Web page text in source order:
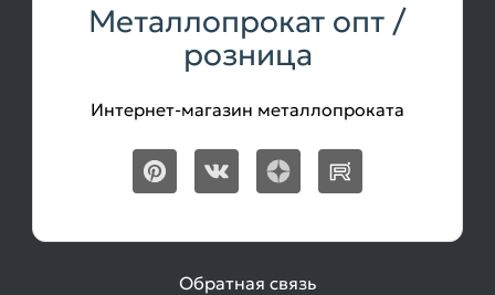
Металлопрокат опт /
розница
Интернет-магазин металлопроката
Обратная связь